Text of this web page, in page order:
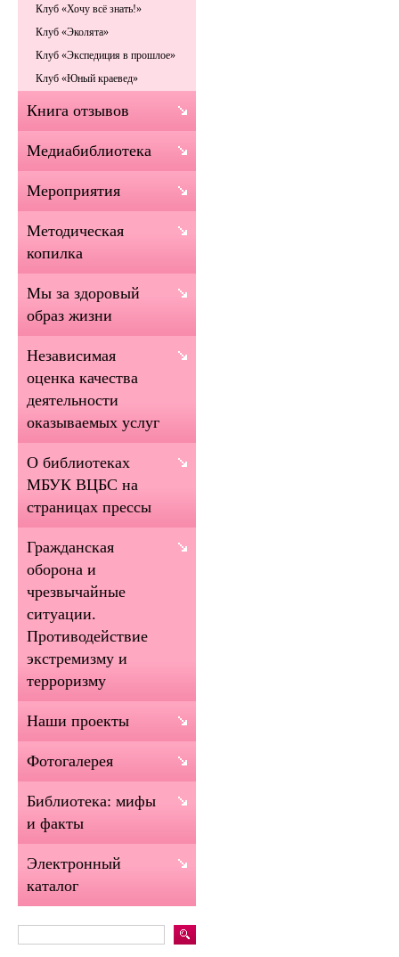
Клуб «Хочу всё знать!»
Клуб «Эколята»
Клуб «Экспедиция в прошлое»
Клуб «Юный краевед»
Книга отзывов
Медиабиблиотека
Мероприятия
Методическая
копилка
Мы за здоровый
образ жизни
Независимая
оценка качества
деятельности
оказываемых услуг
О библиотеках
МБУК ВЦБС на
страницах прессы
Гражданская
оборона и
чрезвычайные
ситуации.
Противодействие
экстремизму и
терроризму
Наши проекты
Фотогалерея
Библиотека: мифы
и факты
Электронный
каталог